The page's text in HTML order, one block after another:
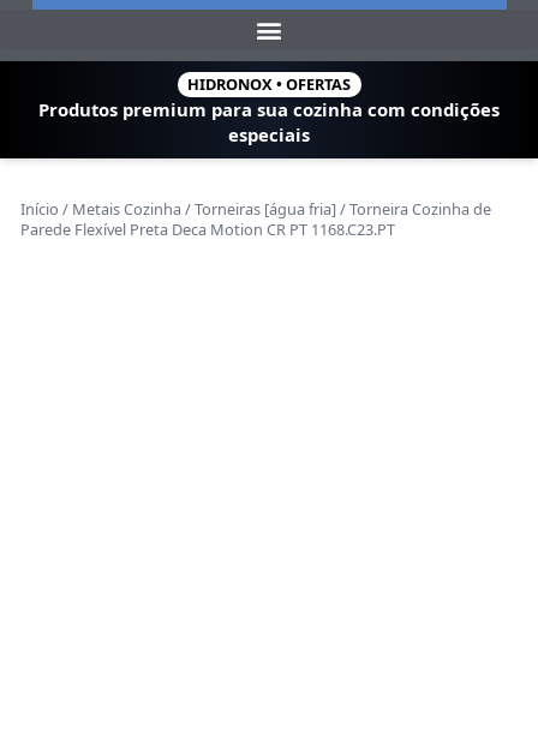
HIDRONOX • OFERTAS
Produtos premium para sua cozinha com condições
especiais
Início / Metais Cozinha /Torneiras [água fria]/ Torneira Cozinha de
Parede Flexível Preta Deca Motion CR PT 1168.C23.PT